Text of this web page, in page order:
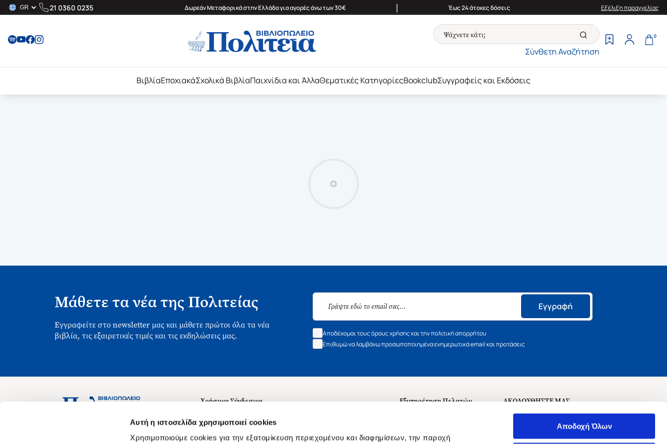
Αυτή η ιστοσελίδα χρησιμοποιεί cookies
Χρησιμοποιούμε cookies για την εξατομίκευση περιεχομένου και διαφημίσεων, την παροχή
Αποδοχή Όλων
21 0360 0235 Δωρεάν Μεταφορικά στην Ελλάδα για αγορές άνω των 30€ | Έως 24 άτοκες δόσεις Εξέλιξη παραγγελίας
Σύνθετη Αναζήτηση
0
ΒιβλίαΕποχιακάΣχολικά ΒιβλίαΠαιχνίδια και ΆλλαΘεματικές ΚατηγορίεςBookclubΣυγγραφείς και Εκδόσεις
Μάθετε τα νέα της Πολιτείας
Εγγραφείτε στο newsletter μας και μάθετε πρώτοι όλα τα νέα
βιβλία, τις εξαιρετικές τιμές και τις εκδηλώσεις μας.
Εγγραφή
Αποδέχομαι τους όρους χρήσης και την πολιτική απορρήτου
Επιθυμώ να λαμβάνω προσωποποιημένα ενημερωτικά email και προτάσεις
Ασκληπιού 1-3, Αθήνα 106 79
Χρήσιμοι Σύνδεσμοι
Σχετικά με εμάς
Θέσεις Εργασίας
Εξυπηρέτηση Πελατών
ΑΚΟΛΟΥΘΗΣΤΕ ΜΑΣ